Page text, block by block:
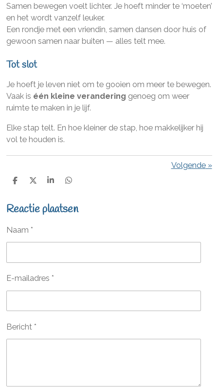
Samen bewegen voelt lichter. Je hoeft minder te ‘moeten’
en het wordt vanzelf leuker.
Een rondje met een vriendin, samen dansen door huis of
gewoon samen naar buiten — alles telt mee.
Tot slot
Je hoeft je leven niet om te gooien om meer te bewegen.
Vaak is één kleine verandering genoeg om weer
ruimte te maken in je lijf.
Elke stap telt. En hoe kleiner de stap, hoe makkelijker hij
vol te houden is.
Volgende»
D
e
D
l
S
r
D
e
Reactie plaatsen
Naam *
E-mailadres *
Bericht *